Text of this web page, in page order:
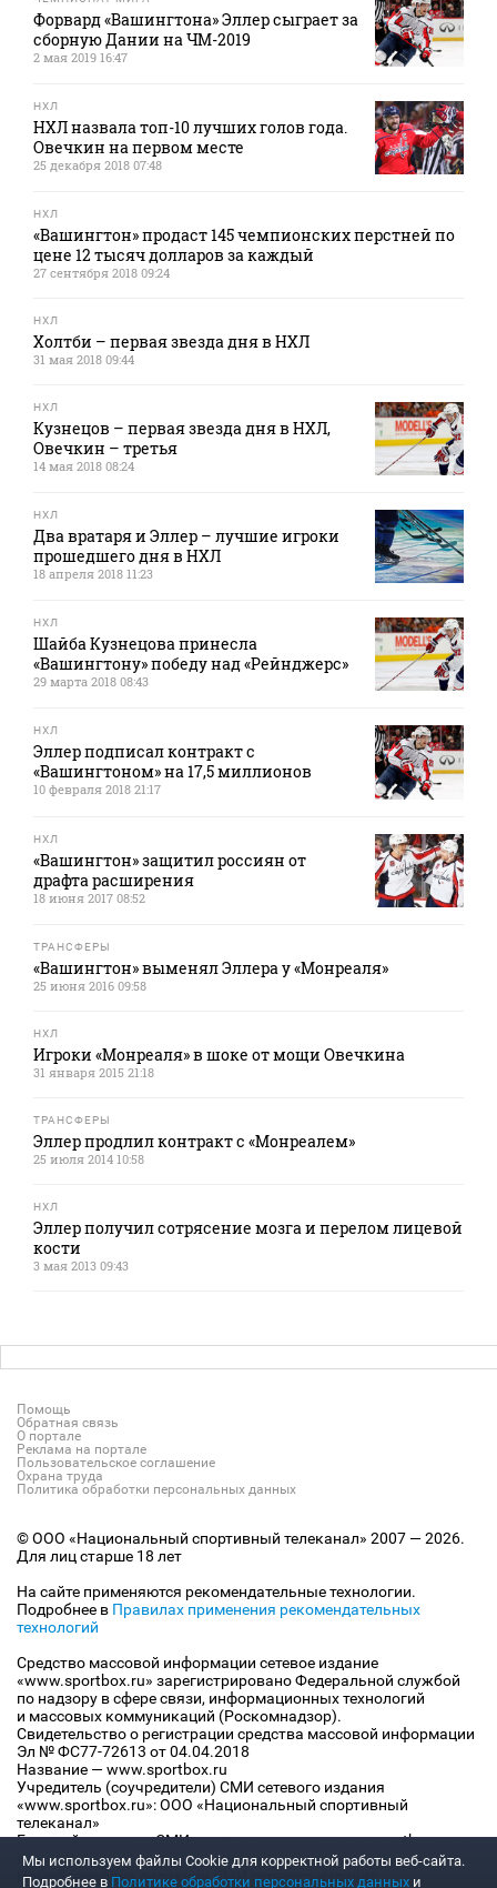
Форвард «Вашингтона» Эллер сыграет за
сборную Дании на ЧМ-2019
2 мая 2019 16:47
НХЛ
НХЛ назвала топ-10 лучших голов года.
Овечкин на первом месте
25 декабря 2018 07:48
НХЛ
«Вашингтон» продаст 145 чемпионских перстней по
цене 12 тысяч долларов за каждый
27 сентября 2018 09:24
НХЛ
Холтби – первая звезда дня в НХЛ
31 мая 2018 09:44
НХЛ
Кузнецов – первая звезда дня в НХЛ,
Овечкин – третья
14 мая 2018 08:24
НХЛ
Два вратаря и Эллер – лучшие игроки
прошедшего дня в НХЛ
18 апреля 2018 11:23
НХЛ
Шайба Кузнецова принесла
«Вашингтону» победу над «Рейнджерс»
29 марта 2018 08:43
НХЛ
Эллер подписал контракт с
«Вашингтоном» на 17,5 миллионов
10 февраля 2018 21:17
НХЛ
«Вашингтон» защитил россиян от
драфта расширения
18 июня 2017 08:52
ТРАНСФЕРЫ
«Вашингтон» выменял Эллера у «Монреаля»
25 июня 2016 09:58
НХЛ
Игроки «Монреаля» в шоке от мощи Овечкина
31 января 2015 21:18
ТРАНСФЕРЫ
Эллер продлил контракт с «Монреалем»
25 июля 2014 10:58
НХЛ
Эллер получил сотрясение мозга и перелом лицевой
кости
3 мая 2013 09:43
Помощь
Обратная связь
О портале
Реклама на портале
Пользовательское соглашение
Охрана труда
Политика обработки персональных данных
© ООО «Национальный спортивный телеканал» 2007 — 2026.
Для лиц старше 18 лет
На сайте применяются рекомендательные технологии.
Подробнее в Правилах применения рекомендательных
технологий
Средство массовой информации сетевое издание
«www.sportbox.ru» зарегистрировано Федеральной службой
по надзору в сфере связи, информационных технологий
и массовых коммуникаций (Роскомнадзор).
Свидетельство о регистрации средства массовой информации
Эл № ФС77-72613 от 04.04.2018
Название — www.sportbox.ru
Учредитель (соучредители) СМИ сетевого издания
«www.sportbox.ru»: ООО «Национальный спортивный
телеканал»
Главный редактор СМИ сетевого издания «www.sportbox.ru»:
Конов В.А.
Номер телефона редакции СМИ сетевого издания
Мы используем файлы Сookie для корректной работы веб-сайта.
Подробнее в Политике обработки персональных данных и